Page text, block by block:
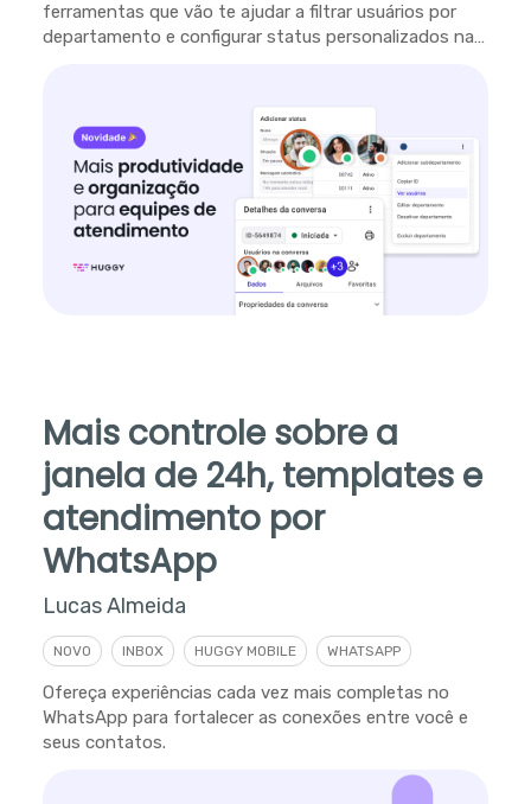
ferramentas que vão te ajudar a filtrar usuários por
departamento e configurar status personalizados na
Mais controle sobre a
janela de 24h, templates e
atendimento por
WhatsApp
Lucas Almeida
NOVO INBOX HUGGY MOBILE WHATSAPP
Ofereça experiências cada vez mais completas no
WhatsApp para fortalecer as conexões entre você e
seus contatos.